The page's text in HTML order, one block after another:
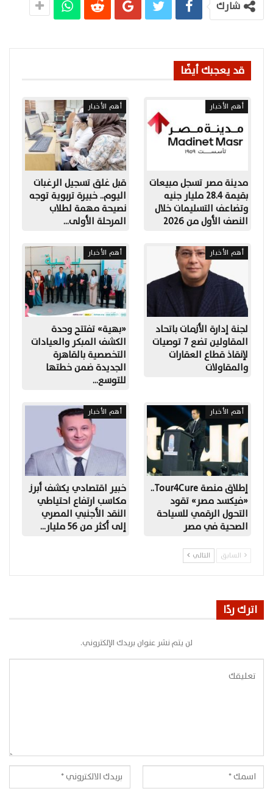
شارك
قد يعجبك أيضًا
أهم الأخبار
مدينة مصر تسجل مبيعات
بقيمة 28.4 مليار جنيه
وتضاعف التسليمات خلال
النصف الأول من 2026
أهم الأخبار
قبل غلق تسجيل الرغبات
اليوم.. خبيرة تربوية توجه
نصيحة مهمة لطلاب
المرحلة الأولى…
أهم الأخبار
لجنة إدارة الأزمات باتحاد
المقاولين تضع 7 توصيات
لإنقاذ قطاع العقارات
والمقاولات
أهم الأخبار
«بهية» تفتتح وحدة
الكشف المبكر والعيادات
التخصصية بالقاهرة
الجديدة ضمن خطتها
للتوسع…
أهم الأخبار
إطلاق منصة Tour4Cure..
«فيكسد مصر» تقود
التحول الرقمي للسياحة
الصحية في مصر
أهم الأخبار
خبير اقتصادي يكشف أبرز
مكاسب ارتفاع احتياطي
النقد الأجنبي المصري
إلى أكثر من 56 مليار…
السابق التالي
اترك ردًا
لن يتم نشر عنوان بريدك الإلكتروني.